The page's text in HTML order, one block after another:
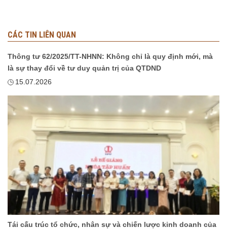
CÁC TIN LIÊN QUAN
Thông tư 62/2025/TT-NHNN: Không chỉ là quy định mới, mà
là sự thay đổi về tư duy quản trị của QTDND
15.07.2026
Tái cấu trúc tổ chức, nhân sự và chiến lược kinh doanh của